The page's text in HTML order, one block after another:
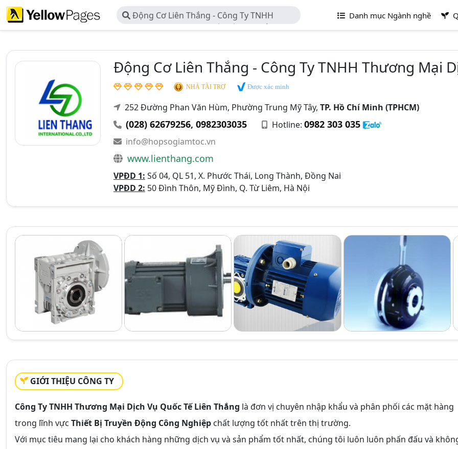
Động Cơ Liên Thắng - Công Ty TNHH
Thương Mại Dịch Vụ Quốc Tế Liên Thắng
Danh mục Ngành nghề
Động Cơ Liên Thắng - Công Ty TNHH Thương Mại
NHÀ TÀI TRỢ Được xác minh
252 Đường Phan Văn Hùm, Phường Trung Mỹ Tây, TP. Hồ Chí Minh (TPHCM)
(028) 62679256, 0982303035 Hotline: 0982 303 035
info@hopsogiamtoc.vn
www.lienthang.com
VPĐD 1: Số 04, QL 51, X. Phước Thái, Long Thành, Đồng Nai
VPĐD 2: 50 Đình Thôn, Mỹ Đình, Q. Từ Liêm, Hà Nội
GIỚI THIỆU CÔNG TY
Công Ty TNHH Thương Mại Dịch Vụ Quốc Tế Liên Thắng là đơn vị chuyên nhập khẩu và phân phối các mặt hàng
trong lĩnh vực Thiết Bị Truyền Động Công Nghiệp chất lượng tốt nhất trên thị trường.
Với mục tiêu mang lại cho khách hàng những dịch vụ và sản phẩm tốt nhất, chúng tôi luôn luôn phấn đấu và